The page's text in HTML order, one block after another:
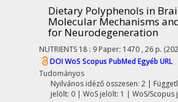
Dietary Polyphenols in
Molecular Mechanisms
for Neurodegeneration
NUTRIENTS 18 : 9 Paper: 1470 , 26 p.
DOIWoS Scopus PubMedEgyéb URL
Tudományos
Nyilvános idéző összesen: 2|
jelölt: 0 | WoS jelölt: 1 | WoS/